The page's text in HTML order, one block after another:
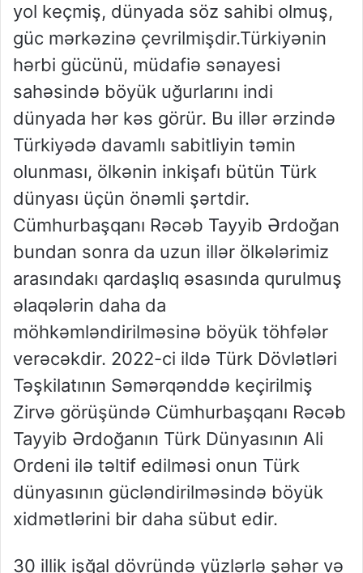
yol keçmiş, dünyada söz sahibi olmuş,
güc mərkəzinə çevrilmişdir.Türkiyənin
hərbi gücünü, müdafiə sənayesi
sahəsində böyük uğurlarını indi
dünyada hər kəs görür. Bu illər ərzində
Türkiyədə davamlı sabitliyin təmin
olunması, ölkənin inkişafı bütün Türk
dünyası üçün önəmli şərtdir.
Cümhurbaşqanı Rəcəb Tayyib Ərdoğan
bundan sonra da uzun illər ölkələrimiz
arasındakı qardaşlıq əsasında qurulmuş
əlaqələrin daha da
möhkəmləndirilməsinə böyük töhfələr
verəcəkdir. 2022-ci ildə Türk Dövlətləri
Təşkilatının Səmərqənddə keçirilmiş
Zirvə görüşündə Cümhurbaşqanı Rəcəb
Tayyib Ərdoğanın Türk Dünyasının Ali
Ordeni ilə təltif edilməsi onun Türk
dünyasının gücləndirilməsində böyük
xidmətlərini bir daha sübut edir.
30 illik işğal dövründə yüzlərlə şəhər və